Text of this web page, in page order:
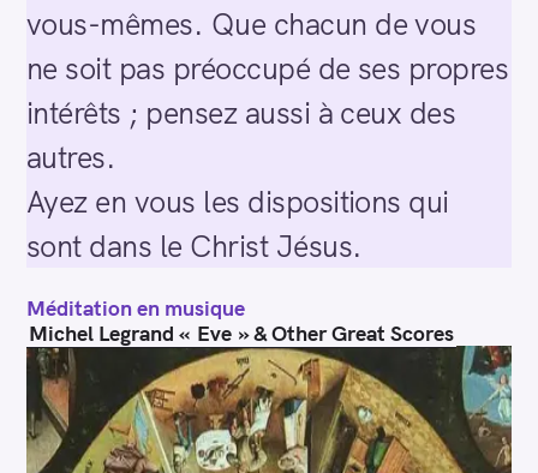
vous-mêmes. Que chacun de vous
ne soit pas préoccupé de ses propres
intérêts ; pensez aussi à ceux des
autres.
Ayez en vous les dispositions qui
sont dans le Christ Jésus.
Méditation en musique
Michel Legrand « Eve » & Other Great Scores